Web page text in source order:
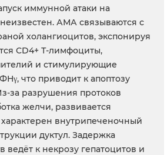
иммунной атаки на
АМА связываются с
холангиоцитов, экспонируя
CD4+ Т-лимфоциты,
и стимулирующие
что приводит к апоптозу
за разрушения протоков
желчи, развивается
внутрипеченочный
дуктул. Задержка
ведёт к некрозу гепатоцитов и